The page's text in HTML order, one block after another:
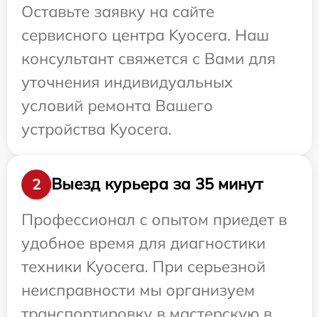
Оставьте заявку на сайте
сервисного центра Kyocera. Наш
консультант свяжется с Вами для
уточнения индивидуальных
условий ремонта Вашего
устройства Kyocera.
2
Выезд курьера за 35 минут
Профессионал с опытом приедет в
удобное время для диагностики
техники Kyocera. При серьезной
неисправности мы организуем